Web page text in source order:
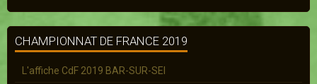
CHAMPIONNAT DE FRANCE 2019
L'affiche CdF 2019 BAR-SUR-SEI